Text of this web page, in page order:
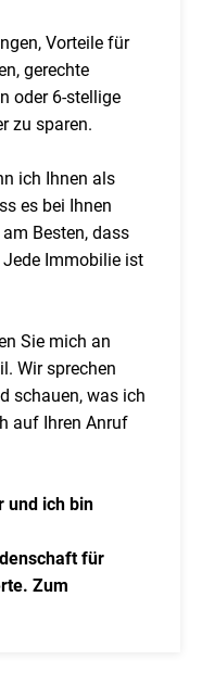
Vorteile für
gerechte
oder 6-stellige
zu sparen.
ich Ihnen als
es bei Ihnen
Besten, dass
Immobilie ist
Sie mich an
Wir sprechen
schauen, was ich
auf Ihren Anruf
und ich bin
für
Zum